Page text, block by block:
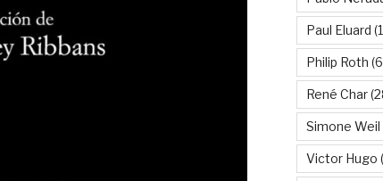
Paul Eluard
Philip Roth
René Char
Simone Weil
Victor Hugo